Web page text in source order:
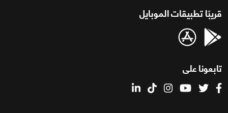
قريبًا تطبيقات الموبايل
تابعونا على